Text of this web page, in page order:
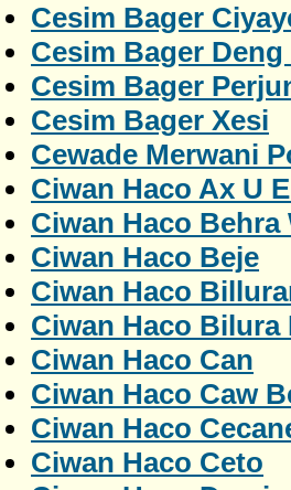
Cesim Bager
Cesim Bager
Cesim Bager
Cesim Bager Xesi
Cewade Merwani
Ciwan Haco Ax U
Ciwan Haco Behra
Ciwan Haco Beje
Ciwan Haco
Ciwan Haco Bilura
Ciwan Haco Can
Ciwan Haco Caw
Ciwan Haco
Ciwan Haco Ceto